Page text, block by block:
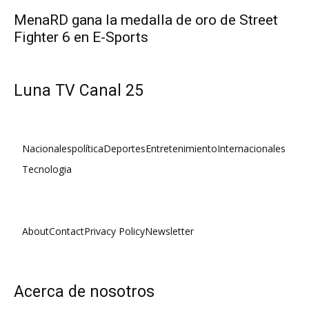
MenaRD gana la medalla de oro de Street
Fighter 6 en E-Sports
Luna TV Canal 25
NacionalespolíticaDeportesEntretenimientoInternacionales
Tecnologia
AboutContactPrivacy PolicyNewsletter
Acerca de nosotros